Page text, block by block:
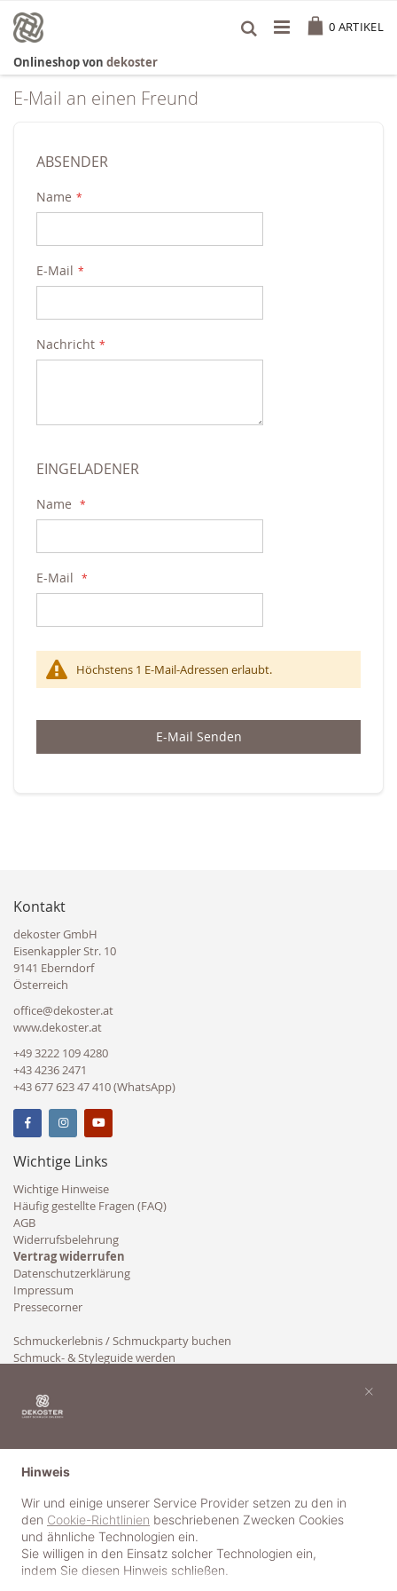
Inhalt
springen
0 ARTIKEL
Onlineshop von dekoster
E-Mail an einen Freund
ABSENDER
Name
E-Mail
Nachricht
EINGELADENER
Name
E-Mail
Höchstens 1 E-Mail-Adressen erlaubt.
E-Mail Senden
Kontakt
dekoster GmbH
Eisenkappler Str. 10
9141 Eberndorf
Österreich
office@dekoster.at
www.dekoster.at
+49 3222 109 4280
+43 4236 2471
+43 677 623 47 410 (WhatsApp)
Wichtige Links
Wichtige Hinweise
Häufig gestellte Fragen (FAQ)
AGB
Widerrufsbelehrung
Vertrag widerrufen
Datenschutzerklärung
Impressum
Pressecorner
Schmuckerlebnis / Schmuckparty buchen
Schmuck- & Styleguide werden
Hinweis
Wir und einige unserer Service Provider setzen zu den in
den Cookie-Richtlinien beschriebenen Zwecken Cookies
und ähnliche Technologien ein.
Sie willigen in den Einsatz solcher Technologien ein,
indem Sie diesen Hinweis schließen.
×